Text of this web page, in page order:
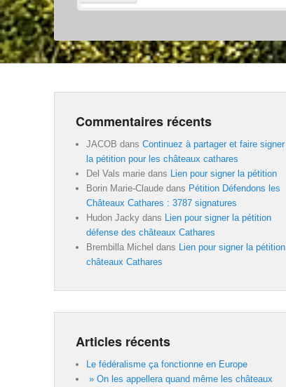
Commentaires récents
JACOB dans Continuez à partager et faire signer
la pétition pour les châteaux cathares
Del Vals marie dans
Lien pour signer la pétition
Borin Marie-Claude dans Pétition Défendons les
Châteaux Cathares : 3787 signatures
Hudon Jacky dans
Lien pour signer la pétition
défense des châteaux Cathares
Brembilla Michel dans
Lien pour signer la pétition
châteaux Cathares
Articles récents
Le fédéralisme ça fonctionne en Europe
» On les appellera quand même les châteaux